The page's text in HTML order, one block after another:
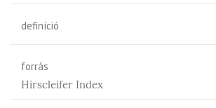
definíció
forrás
Hirscleifer Index